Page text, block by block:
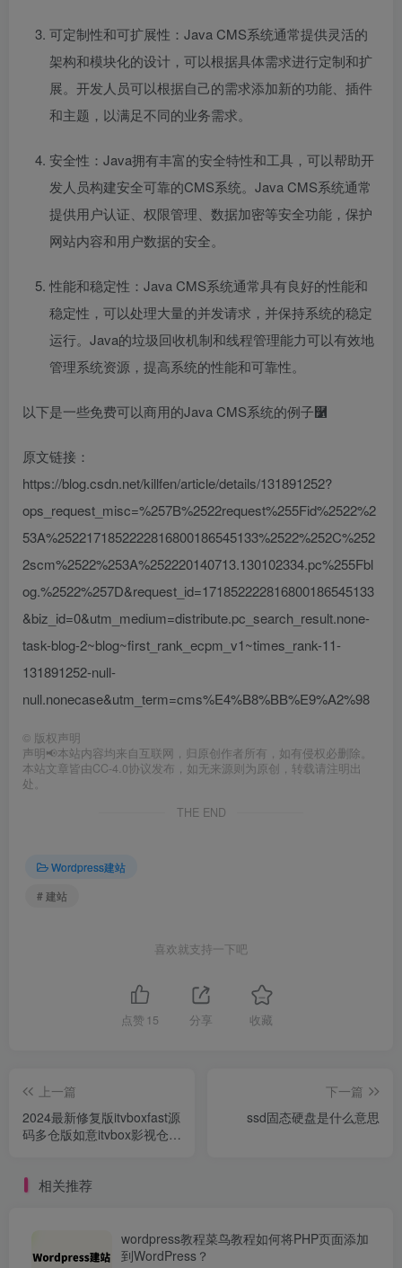
可定制性和可扩展性：Java CMS系统通常提供灵活的
架构和模块化的设计，可以根据具体需求进行定制和扩
展。开发人员可以根据自己的需求添加新的功能、插件
和主题，以满足不同的业务需求。
安全性：Java拥有丰富的安全特性和工具，可以帮助开
发人员构建安全可靠的CMS系统。Java CMS系统通常
提供用户认证、权限管理、数据加密等安全功能，保护
网站内容和用户数据的安全。
性能和稳定性：Java CMS系统通常具有良好的性能和
稳定性，可以处理大量的并发请求，并保持系统的稳定
运行。Java的垃圾回收机制和线程管理能力可以有效地
管理系统资源，提高系统的性能和可靠性。
以下是一些免费可以商用的Java CMS系统的例子࿱
原文链接：
https://blog.csdn.net/killfen/article/details/131891252?
ops_request_misc=%257B%2522request%255Fid%2522%2
53A%2522171852222816800186545133%2522%252C%252
2scm%2522%253A%252220140713.130102334.pc%255Fbl
og.%2522%257D&request_id=171852222816800186545133
&biz_id=0&utm_medium=distribute.pc_search_result.none-
task-blog-2~blog~first_rank_ecpm_v1~times_rank-11-
131891252-null-
null.nonecase&utm_term=cms%E4%B8%BB%E9%A2%98
© 版权声明
声明📢本站内容均来自互联网，归原创作者所有，如有侵权必删除。
本站文章皆由CC-4.0协议发布，如无来源则为原创，转载请注明出
处。
THE END
Wordpress建站
# 建站
喜欢就支持一下吧
点赞 15 分享 收藏
上一篇
2024最新修复版itvboxfast源
码多仓版如意itvbox影视仓二
下一篇
ssd固态硬盘是什么意思
相关推荐
wordpress教程菜鸟教程如何将PHP页面添加
到WordPress？